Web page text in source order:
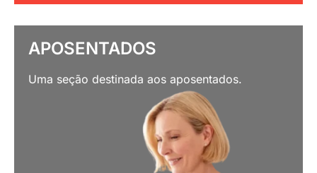
APOSENTADOS
Uma seção destinada aos aposentados.